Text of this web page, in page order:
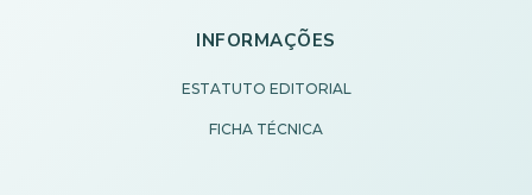
INFORMAÇÕES
ESTATUTO EDITORIAL
FICHA TÉCNICA